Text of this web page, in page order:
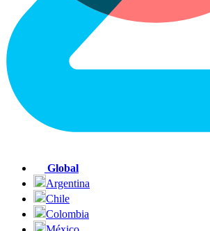
Global
Argentina
Chile
Colombia